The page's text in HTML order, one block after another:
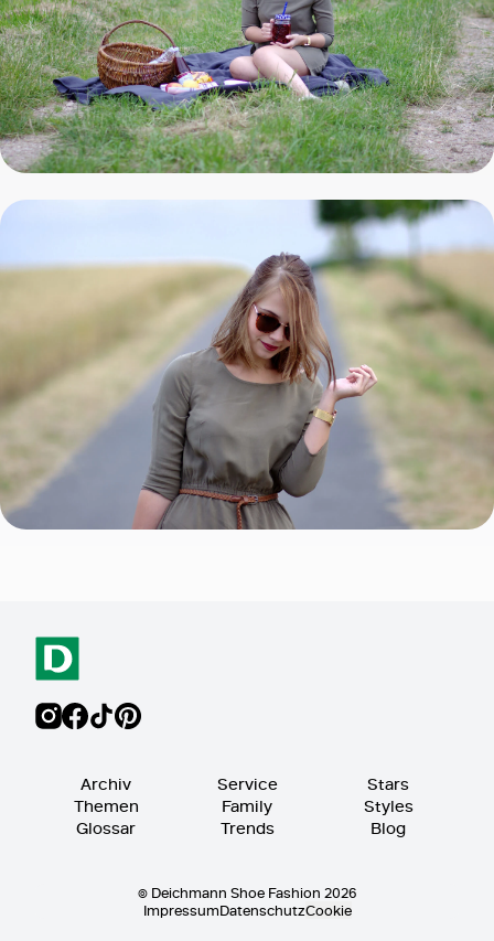
Archiv
Themen
Glossar
Service
Family
Trends
Stars
Styles
Blog
© Deichmann Shoe Fashion 2026
ImpressumDatenschutzCookie